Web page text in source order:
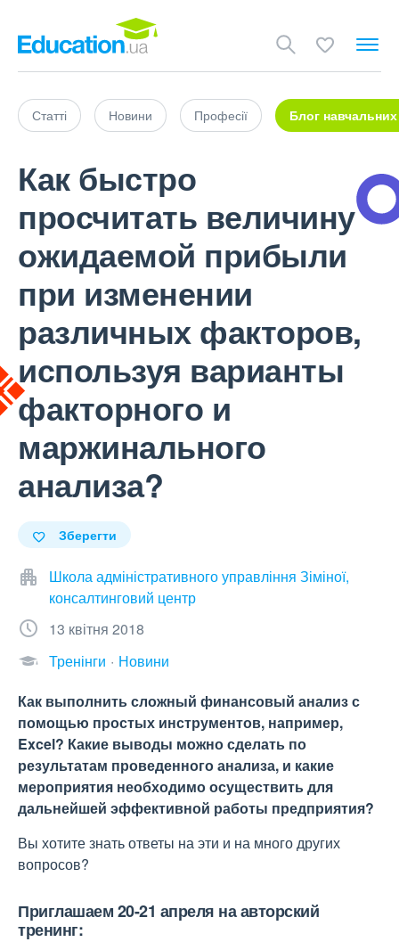
Статті Новини Професії Блог навчальних
Как быстро
просчитать величину
ожидаемой прибыли
при изменении
различных факторов,
используя варианты
факторного и
маржинального
анализа?
Зберегти
Школа адміністративного управління Зіміної,
консалтинговий центр
13 квітня 2018
Тренінги
Новини
Как выполнить сложный финансовый анализ с
помощью простых инструментов, например,
Excel? Какие выводы можно сделать по
результатам проведенного анализа, и какие
мероприятия необходимо осуществить для
дальнейшей эффективной работы предприятия?
Вы хотите знать ответы на эти и на много других
вопросов?
Приглашаем 20-21 апреля на авторский
тренинг: